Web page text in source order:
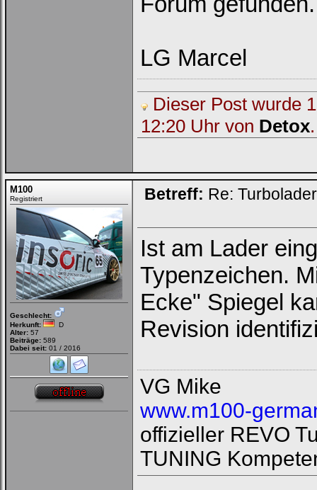
LG Marcel
Dieser Post wurde
12:20 Uhr von Detox.
M100
Registriert
Geschlecht:
Herkunft:
D
Alter: 57
Beiträge: 589
Dabei seit: 01 / 2016
Betreff: Re:
Ist am Lader
Typenzeichen.
Ecke" Spiegel
Revision
VG Mike
www.m100-
offizieller REVO
TUNING